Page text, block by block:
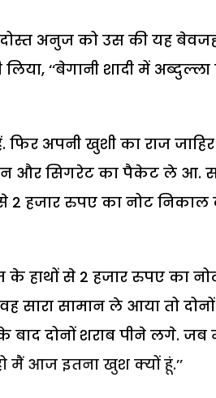
अनुज को उस की यह
‘‘बेगानी शादी में अब्दुल्ला
फिर अपनी खुशी का राज
और सिगरेट का पैकेट ले आ.
से 2 हजार रुपए का नोट
हाथों से 2 हजार रुपए का
सामान ले आया तो
दोनों शराब पीने लगे.
मैं आज इतना खुश क्यों हूं.’’